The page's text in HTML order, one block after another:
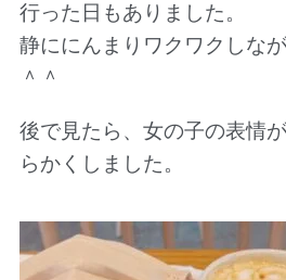
行った日もありました。
静ににんまりワクワクしな
＾＾
後で見たら、女の子の表情
らかくしました。